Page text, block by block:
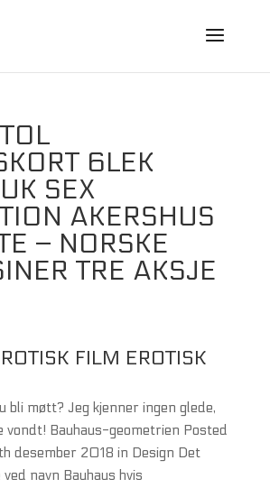
6LEK
SEX
AKERSHUS
– NORSKE
TRE AKSJE
FILM EROTISK
bli møtt? Jeg kjenner ingen glede,
vondt! Bauhaus-geometrien Posted
desember 2018 in Design Det
navn Bauhaus hvis